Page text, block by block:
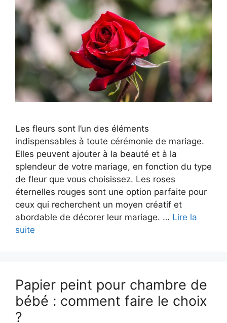
Les fleurs sont l’un des éléments
indispensables à toute cérémonie de mariage.
Elles peuvent ajouter à la beauté et à la
splendeur de votre mariage, en fonction du type
de fleur que vous choisissez. Les roses
éternelles rouges sont une option parfaite pour
ceux qui recherchent un moyen créatif et
abordable de décorer leur mariage. … Lire la
suite
Papier peint pour chambre de
bébé : comment faire le choix
?